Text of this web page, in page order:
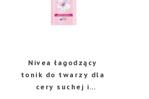
Nivea łagodzący
tonik do twarzy dla
cery suchej i